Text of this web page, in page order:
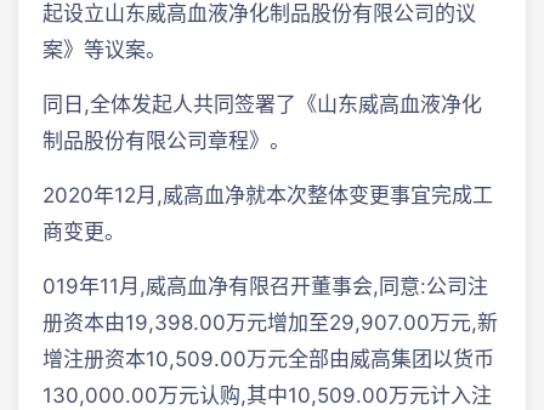
起设立山东威高血液净化制品股份有限公司的议
案》等议案。
同日,全体发起人共同签署了《山东威高血液净化
制品股份有限公司章程》。
2020年12月,威高血净就本次整体变更事宜完成工
商变更。
019年11月,威高血净有限召开董事会,同意:公司注
册资本由19,398.00万元增加至29,907.00万元,新
增注册资本10,509.00万元全部由威高集团以货币
130,000.00万元认购,其中10,509.00万元计入注